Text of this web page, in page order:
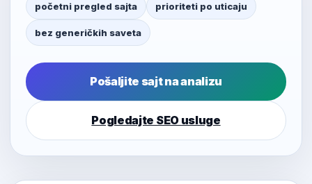
početni pregled sajta prioriteti po uticaju
bez generičkih saveta
Pošaljite sajt na analizu
Pogledajte SEO usluge